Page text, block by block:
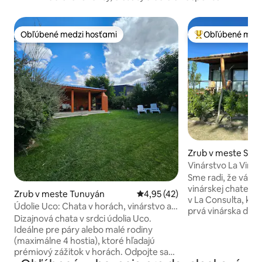
Obľúbené medzi hosťami
Obľúbené medzi hosťami
Zrub v meste Tunuyán Priemerné ohodnotenie 4,95
4,95 (42)
Údolie Uco: Chata v horách, vinárstvo a
grilovanie
Dizajnová chata v srdci údolia Uco.
Ideálne pre páry alebo malé rodiny
(maximálne 4 hostia), ktoré hľadajú
prémiový zážitok v horách. Odpojte sa
Najobľúbenejšie
Obľúbené
Zrub v meste San
Vinárstvo La
Sme radi, že vás
vinárskej chate La
v La Consulta,
prvá vinárska